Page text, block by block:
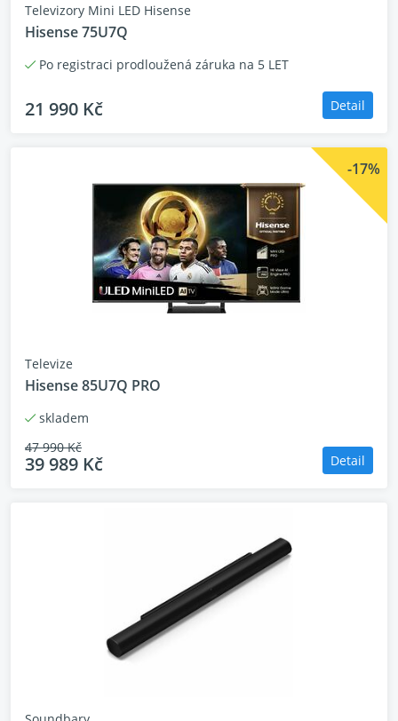
Technologie Mini-LED
zvyšuje váš zážitek ze sledování,
to díky velice preciznímu podsvícení panelu, kterého
je výkonný obrazový chip vždy nabízí
optimální vizuální zážitek. Funkce jako AI 4K Upscaling
vylepší méně kvalitní obsah do 4K kvality aby ste si užili
Televizory Mini LED Hisense
Hisense 75U7Q
Po registraci prodloužená záruka na 5 LET
21 990 Kč Detail
-17%
Televize
Hisense 85U7Q PRO
skladem
47 990 Kč
39 989 Kč Detail